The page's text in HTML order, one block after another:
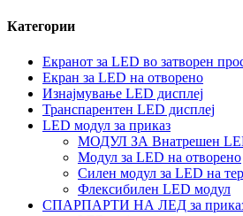
Категории
Екранот за LED во затворен
Екран за LED на отворено
Изнајмување LED дисплеј
Транспарентен LED дисплеј
LED модул за приказ
МОДУЛ ЗА Внатрешен
Модул за LED на отворено
Силен модул за LED на
Флексибилен LED модул
СПАРПАРТИ НА ЛЕД за